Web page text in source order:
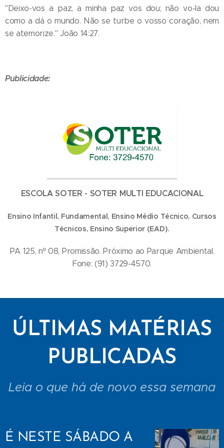
"Deixo-vos a paz, a minha paz vos dou; não vo-la dou
como a dá o mundo. Não se turbe o vosso coração, nem
se atemorize." João 14:27.
Publicidade:
ESCOLA SOTER - SOTER MULTI EDUCACIONAL
Ensino Infantil, Fundamental, Ensino Médio Técnico, Cursos
Técnicos, Ensino Superior (EAD).
PA 125, nº 08, Promissão. Próximo ao Parque Ambiental.
Fone: (91) 3729-4570.
ÚLTIMAS MATÉRIAS
PUBLICADAS
Leia o que há de novo essa semana
É NESTE SÁBADO A